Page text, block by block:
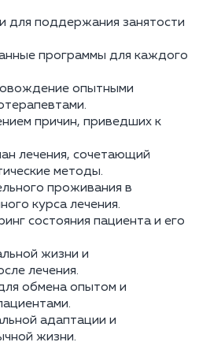
для поддержания занятости
программы для каждого
опытными
причин, приведших к
лечения, сочетающий
методы.
проживания в
курса лечения.
состояния пациента и его
жизни и
лечения.
обмена опытом и
адаптации и
жизни.